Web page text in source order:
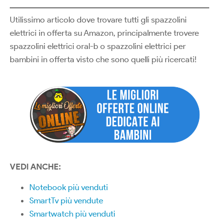
Utilissimo articolo dove trovare tutti gli spazzolini
elettrici in offerta su Amazon, principalmente trovere
spazzolini elettrici oral-b o spazzolini elettrici per
bambini in offerta visto che sono quelli più ricercati!
VEDI ANCHE:
Notebook più venduti
SmartTv più vendute
Smartwatch più venduti